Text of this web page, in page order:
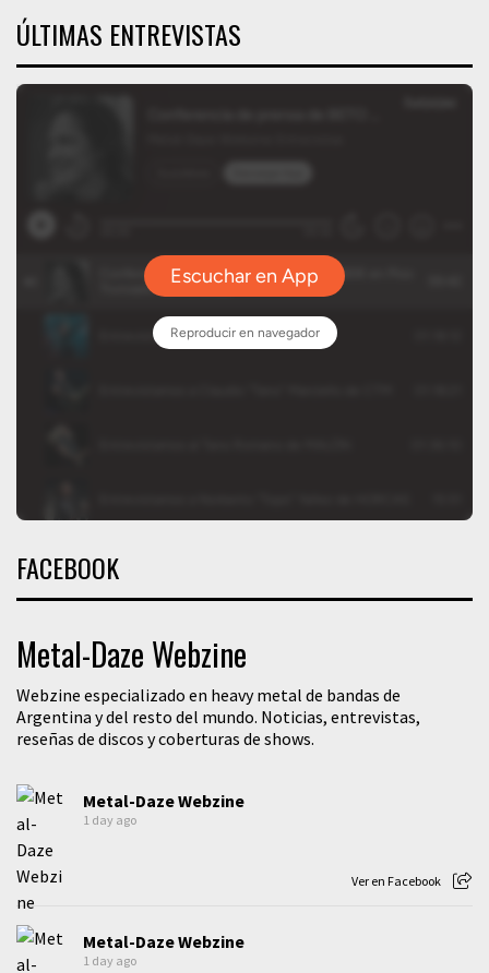
ÚLTIMAS ENTREVISTAS
FACEBOOK
Metal-Daze Webzine
Webzine especializado en heavy metal de bandas de
Argentina y del resto del mundo. Noticias, entrevistas,
reseñas de discos y coberturas de shows.
Metal-Daze Webzine
1 day ago
Ver en Facebook
Metal-Daze Webzine
1 day ago